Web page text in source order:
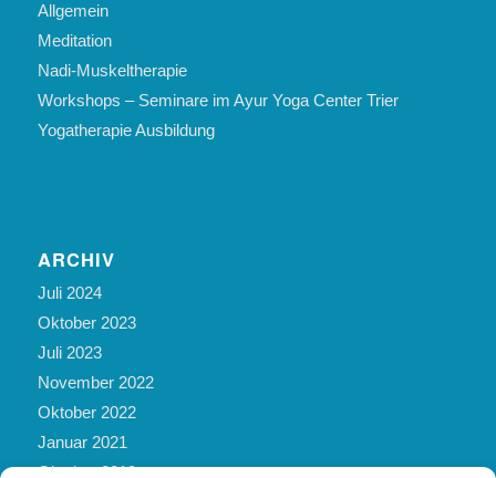
Allgemein
Meditation
Nadi-Muskeltherapie
Workshops – Seminare im Ayur Yoga Center Trier
Yogatherapie Ausbildung
ARCHIV
Juli 2024
Oktober 2023
Juli 2023
November 2022
Oktober 2022
Januar 2021
Oktober 2019